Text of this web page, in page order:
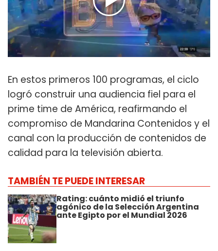
En estos primeros 100 programas, el ciclo
logró construir una audiencia fiel para el
prime time de América, reafirmando el
compromiso de Mandarina Contenidos y el
canal con la producción de contenidos de
calidad para la televisión abierta.
TAMBIÉN TE PUEDE INTERESAR
Rating: cuánto midió el triunfo
agónico de la Selección Argentina
ante Egipto por el Mundial 2026